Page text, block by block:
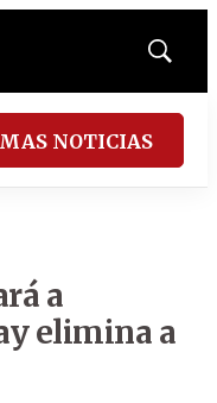
Mostrar
NOTICIAS
a
elimina a